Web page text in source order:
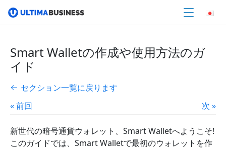
Smart Walletの作成や使用方法のガ
イド
セクション一覧に戻ります
« 前回
次 »
新世代の暗号通貨ウォレット、Smart Walletへようこそ!
このガイドでは、Smart Walletで最初のウォレットを作